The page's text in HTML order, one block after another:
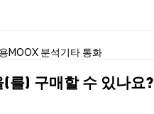
MOOX 분석기타 통화
) 구매할 수 있나요?